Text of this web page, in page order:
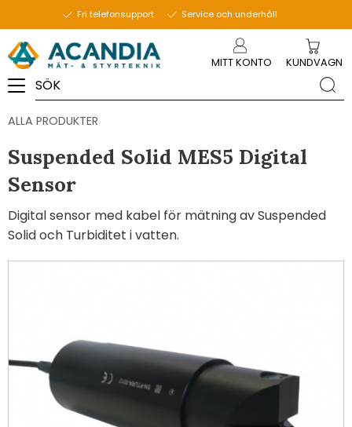
Fri telefonsupport Service och underhåll
MITT KONTO KUNDVAGN
ALLA PRODUKTER
Suspended Solid MES5 Digital
Sensor
Digital sensor med kabel för mätning av Suspended
Solid och Turbiditet i vatten.